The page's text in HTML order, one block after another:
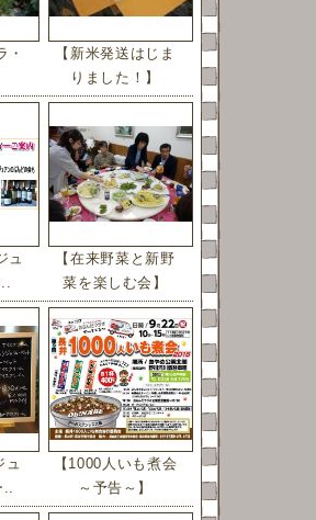
・
【新米発送はじま
りました！】
ュ
【在来野菜と新野
菜を楽しむ会】
ュ
..
【1000人いも煮会
～予告～】